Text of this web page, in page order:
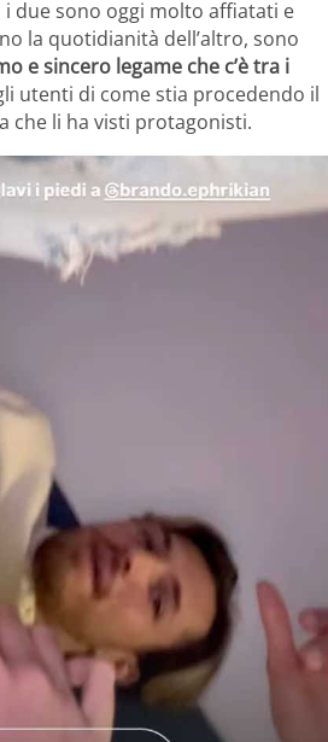
due sono oggi molto affiatati e
la quotidianità dell’altro, sono
e sincero legame che c’è tra i
utenti di come stia procedendo il
che li ha visti protagonisti.